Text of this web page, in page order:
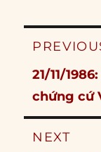
Post
Previous
post:
21/11/
chứng cứ
NEXT